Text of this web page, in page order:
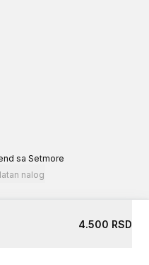
sa Setmore
nalog
4.500 RSD